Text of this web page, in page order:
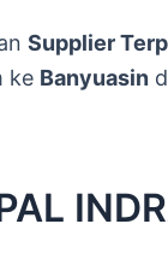
Supplier
ke Banyuasin